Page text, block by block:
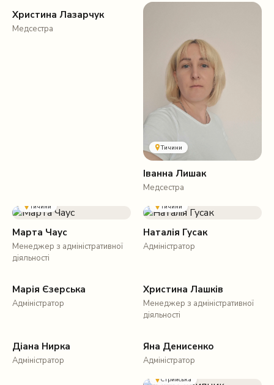
Христина Лазарчук
Медсестра
Тичини
Іванна Лишак
Медсестра
Тичини
Марта Чаус
Менеджер з адміністративної
діяльності
Тичини
Наталія Гусак
Адміністратор
Тичини
Марія Єзерська
Адміністратор
Христина Лашків
Менеджер з адміністративної
діяльності
Діана Нирка
Адміністратор
Тичини
Яна Денисенко
Адміністратор
Стрийська